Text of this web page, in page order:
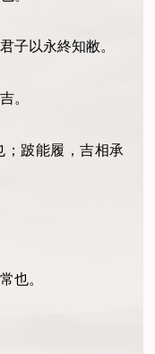
子以永終知敝。
。
；跛能履，吉相承
也。